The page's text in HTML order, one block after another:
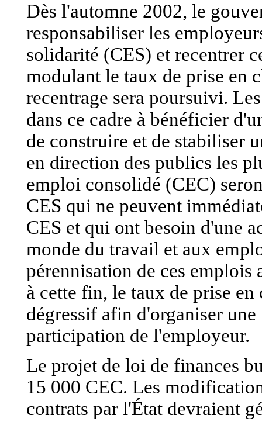
Dès l'automne 2002, le
responsabiliser les
solidarité (CES) et recentrer
modulant le taux de prise en
recentrage sera poursuivi.
dans ce cadre à bénéficier
de construire et de stabiliser
en direction des publics les
emploi consolidé (CEC)
CES qui ne peuvent
CES et qui ont besoin d'une
monde du travail et aux
pérennisation de ces emplois
à cette fin, le taux de prise
dégressif afin d'organiser
participation de l'employeur.
Le projet de loi de finances
15 000 CEC. Les
contrats par l'État devraient